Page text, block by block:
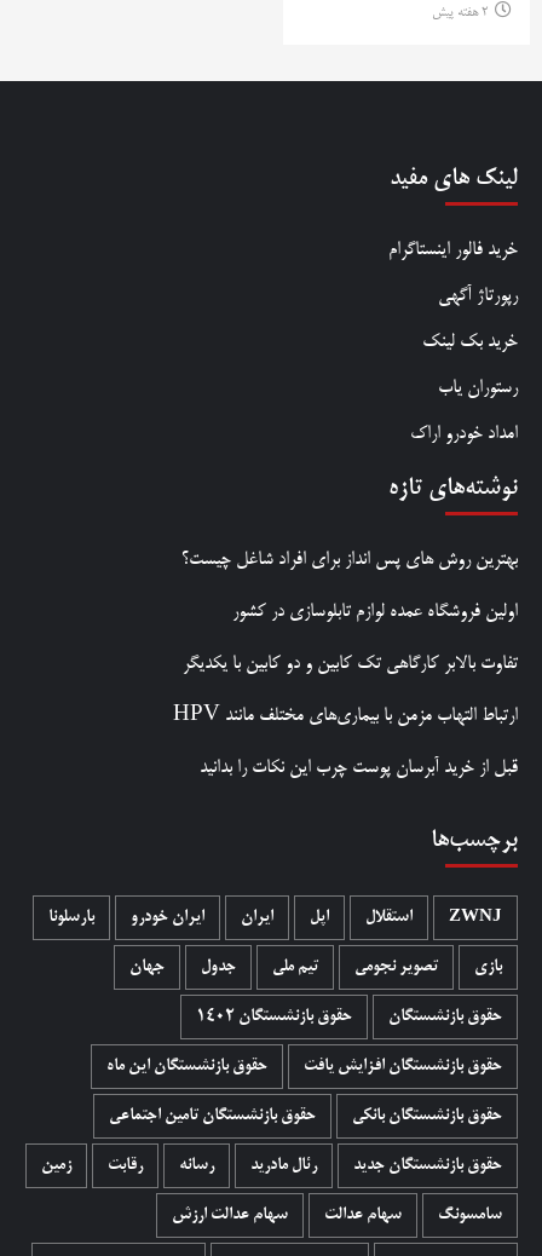
2 هفته پیش
لینک های مفید
خرید فالور اینستاگرام
رپورتاژ آگهی
خرید بک لینک
رستوران یاب
امداد خودرو اراک
نوشته‌های تازه
بهترین روش‌ های پس‌ انداز برای افراد شاغل چیست؟
اولین فروشگاه عمده لوازم تابلوسازی در کشور
تفاوت بالابر کارگاهی تک کابین و دو کابین با یکدیگر
ارتباط التهاب مزمن با بیماری‌های مختلف مانند HPV
قبل از خرید آبرسان پوست چرب این نکات را بدانید
برچسب‌ها
ZWNJ استقلال اپل ایران ایران خودرو بارسلونا
بازی تصویر نجومی تیم ملی جدول جهان
حقوق بازنشستگان حقوق بازنشستگان 1402
حقوق بازنشستگان افزایش یافت حقوق بازنشستگان این ماه
حقوق بازنشستگان بانکی حقوق بازنشستگان تامین اجتماعی
حقوق بازنشستگان جدید رئال مادرید رسانه رقابت زمین
سامسونگ سهام عدالت سهام عدالت ارزش